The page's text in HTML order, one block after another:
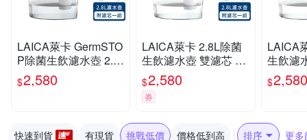
LAICA萊卡 GermSTO
P除菌生飲濾水壺 2.8
L UFSAB03-黑色
$2,580
LAICA萊卡 2.8L除菌
生飲濾水壺 雙濾芯 免
煮水
$2,580
券
LAICA
生飲濾
濾心
$2,580
快速到貨 有現貨 挑戰低價 價格低到高 排序 更多